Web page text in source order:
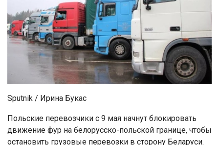
Sputnik / Ирина Букас
Польские перевозчики с 9 мая начнут блокировать
движение фур на белорусско-польской границе, чтобы
остановить грузовые перевозки в сторону Беларуси.